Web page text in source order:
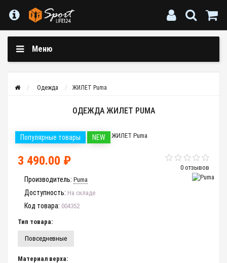
Меню
Одежда ЖИЛЕТ Puma
ОДЕЖДА ЖИЛЕТ PUMA
Популярные товары NEW
0 отзывов
3 490.00 ₽
Производитель: Puma
Доступность: На складе
Код товара: 004352
Тип товара:
Повседневные
Материал верха: